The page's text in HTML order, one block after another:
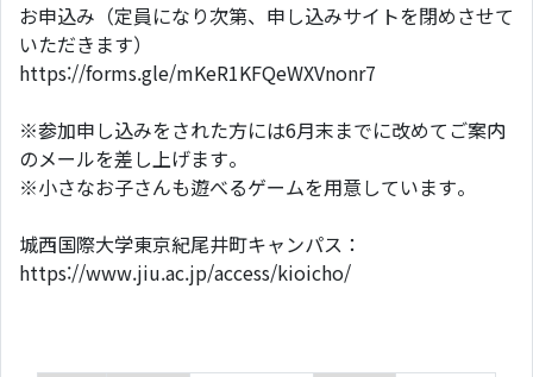
お申込み（定員になり次第、申し込みサイトを閉めさせて
いただきます）
https://forms.gle/mKeR1KFQeWXVnonr7
※参加申し込みをされた方には6月末までに改めてご案内
のメールを差し上げます。
※小さなお子さんも遊べるゲームを用意しています。
城西国際大学東京紀尾井町キャンパス：
https://www.jiu.ac.jp/access/kioicho/